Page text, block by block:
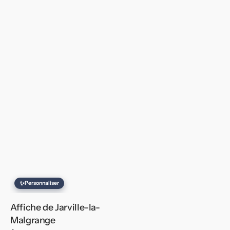
✨Personnaliser
Affiche de Jarville-la-
Malgrange